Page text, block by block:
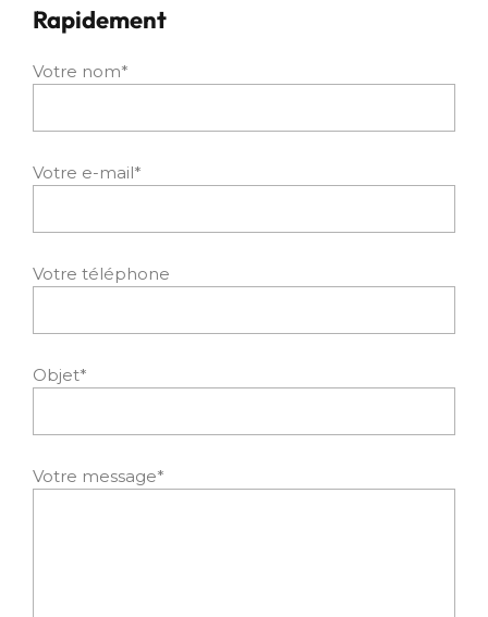
Rapidement
Votre nom*
Votre e-mail*
Votre téléphone
Objet*
Votre message*